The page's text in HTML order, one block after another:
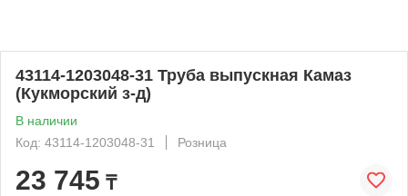
43114-1203048-31 Труба выпускная Камаз
(Кукморский з-д)
В наличии
Код: 43114-1203048-31
Розница
23 745 ₸